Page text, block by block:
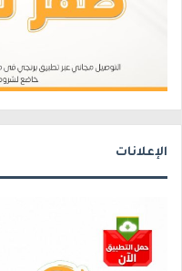
الإعلانات